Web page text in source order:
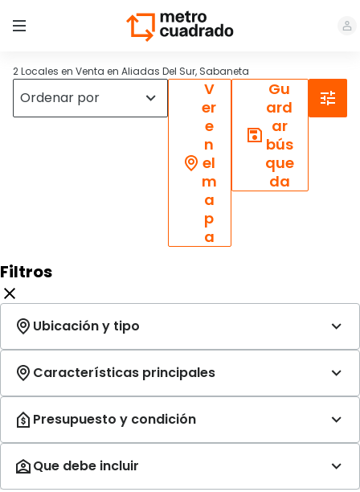
2 Locales en Venta en Aliadas Del Sur, Sabaneta
V
er
e
n
el
m
a
p
a
Gu
ard
ar
bús
que
da
Filtros